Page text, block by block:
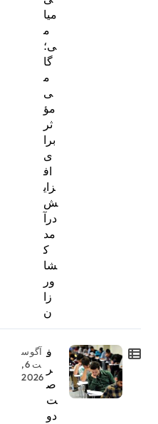
میا
م
ی؛
گا
م
ی
مؤ
ثر
برا
ی
اف
زای
ش
درآ
مد
ک
شا
ور
زا
ن
ف
ر
ص
ت
دو
آگوس
ت 6,
2026